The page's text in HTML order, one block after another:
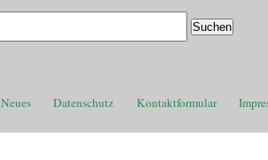
Neues Datenschutz Kontaktformular